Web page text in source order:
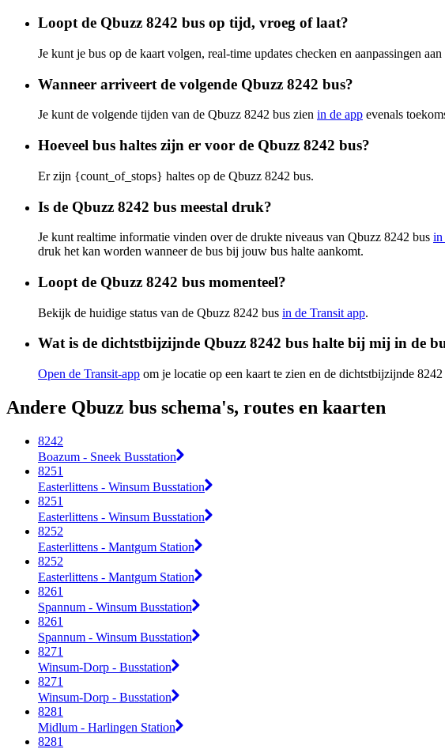
Loopt de Qbuzz 8242 bus op tijd, vroeg of laat?
Je kunt je bus op de kaart volgen, real-time updates checken en aanpassingen
Wanneer arriveert de volgende Qbuzz 8242 bus?
Je kunt de volgende tijden van de Qbuzz 8242 bus zien in de app evenals
Hoeveel bus haltes zijn er voor de Qbuzz 8242 bus?
Er zijn {count_of_stops} haltes op de Qbuzz 8242 bus.
Is de Qbuzz 8242 bus meestal druk?
Je kunt realtime informatie vinden over de drukte niveaus van Qbuzz 8242 bus in
druk het kan worden wanneer de bus bij jouw bus halte aankomt.
Loopt de Qbuzz 8242 bus momenteel?
Bekijk de huidige status van de Qbuzz 8242 bus in de Transit app.
Wat is de dichtstbijzijnde Qbuzz 8242 bus halte bij mij in de
Open de Transit-app om je locatie op een kaart te zien en de dichtstbijzijnde
Andere Qbuzz bus schema's, routes en kaarten
8242
Boazum - Sneek Busstation
8251
Easterlittens - Winsum Busstation
8251
Easterlittens - Winsum Busstation
8252
Easterlittens - Mantgum Station
8252
Easterlittens - Mantgum Station
8261
Spannum - Winsum Busstation
8261
Spannum - Winsum Busstation
8271
Winsum-Dorp - Busstation
8271
Winsum-Dorp - Busstation
8281
Midlum - Harlingen Station
8281